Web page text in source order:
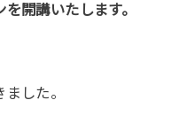
開講いたします。
した。